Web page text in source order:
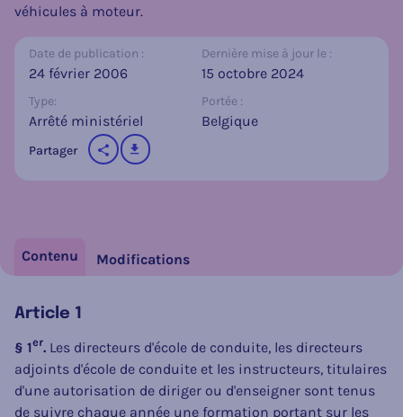
véhicules à moteur.
Date de publication :
24 février 2006
Dernière mise à jour le :
15 octobre 2024
Type:
Arrêté ministériel
Portée :
Belgique
Partager télécharger
Contenu Modifications
Article 1
§ 1er. Les directeurs d'école de conduite, les directeurs
adjoints d'école de conduite et les instructeurs, titulaires
d'une autorisation de diriger ou d'enseigner sont tenus
de suivre chaque année une formation portant sur les